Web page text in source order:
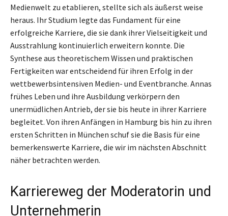
Medienwelt zu etablieren, stellte sich als äußerst weise
heraus. Ihr Studium legte das Fundament für eine
erfolgreiche Karriere, die sie dank ihrer Vielseitigkeit und
Ausstrahlung kontinuierlich erweitern konnte. Die
Synthese aus theoretischem Wissen und praktischen
Fertigkeiten war entscheidend für ihren Erfolg in der
wettbewerbsintensiven Medien- und Eventbranche. Annas
frühes Leben und ihre Ausbildung verkörpern den
unermüdlichen Antrieb, der sie bis heute in ihrer Karriere
begleitet. Von ihren Anfängen in Hamburg bis hin zu ihren
ersten Schritten in München schuf sie die Basis für eine
bemerkenswerte Karriere, die wir im nächsten Abschnitt
näher betrachten werden.
Karriereweg der Moderatorin und
Unternehmerin